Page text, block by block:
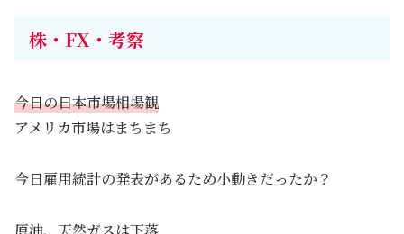
株・FX・考察
今日の日本市場相場観
アメリカ市場はまちまち
今日雇用統計の発表があるため小動きだったか？
原油、天然ガスは下落